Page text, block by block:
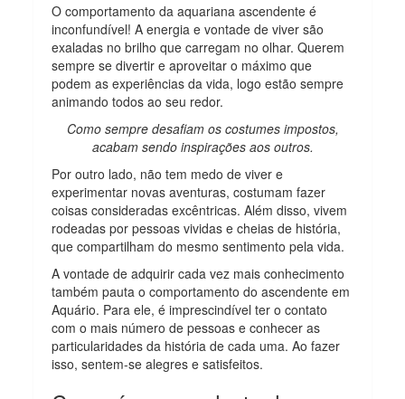
O comportamento da aquariana ascendente é
inconfundível! A energia e vontade de viver são
exaladas no brilho que carregam no olhar. Querem
sempre se divertir e aproveitar o máximo que
podem as experiências da vida, logo estão sempre
animando todos ao seu redor.
Como sempre desafiam os costumes impostos,
acabam sendo inspirações aos outros.
Por outro lado, não tem medo de viver e
experimentar novas aventuras, costumam fazer
coisas consideradas excêntricas. Além disso, vivem
rodeadas por pessoas vividas e cheias de história,
que compartilham do mesmo sentimento pela vida.
A vontade de adquirir cada vez mais conhecimento
também pauta o comportamento do ascendente em
Aquário. Para ele, é imprescindível ter o contato
com o mais número de pessoas e conhecer as
particularidades da história de cada uma. Ao fazer
isso, sentem-se alegres e satisfeitos.